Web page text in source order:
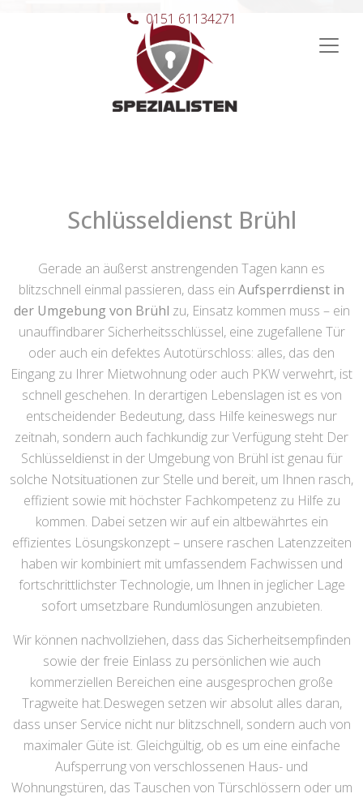
Hauptnavigation
0151 61134271
Schlüsseldienst Brühl
Gerade an äußerst anstrengenden Tagen kann es
blitzschnell einmal passieren, dass ein Aufsperrdienst in
der Umgebung von Brühl zu, Einsatz kommen muss – ein
unauffindbarer Sicherheitsschlüssel, eine zugefallene Tür
oder auch ein defektes Autotürschloss: alles, das den
Eingang zu Ihrer Mietwohnung oder auch PKW verwehrt, ist
schnell geschehen. In derartigen Lebenslagen ist es von
entscheidender Bedeutung, dass Hilfe keineswegs nur
zeitnah, sondern auch fachkundig zur Verfügung steht Der
Schlüsseldienst in der Umgebung von Brühl ist genau für
solche Notsituationen zur Stelle und bereit, um Ihnen rasch,
effizient sowie mit höchster Fachkompetenz zu Hilfe zu
kommen. Dabei setzen wir auf ein altbewährtes ein
effizientes Lösungskonzept – unsere raschen Latenzzeiten
haben wir kombiniert mit umfassendem Fachwissen und
fortschrittlichster Technologie, um Ihnen in jeglicher Lage
sofort umsetzbare Rundumlösungen anzubieten.
Wir können nachvollziehen, dass das Sicherheitsempfinden
sowie der freie Einlass zu persönlichen wie auch
kommerziellen Bereichen eine ausgesprochen große
Tragweite hat.Deswegen setzen wir absolut alles daran,
dass unser Service nicht nur blitzschnell, sondern auch von
maximaler Güte ist. Gleichgültig, ob es um eine einfache
Aufsperrung von verschlossenen Haus- und
Wohnungstüren, das Tauschen von Türschlössern oder um